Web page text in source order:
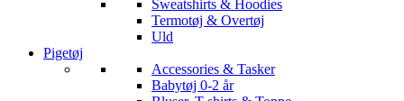
Sweatshirts & Hoodies
Termotøj & Overtøj
Uld
Pigetøj
Accessories & Tasker
Babytøj 0-2 år